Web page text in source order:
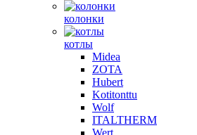
колонки
котлы
Midea
ZOTA
Hubert
Kotitonttu
Wolf
ITALTHERM
Wert